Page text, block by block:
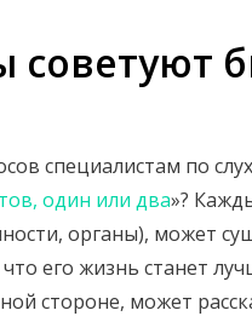
советуют
специалистам по
один или два»?
органы), может
его жизнь станет
стороне, может